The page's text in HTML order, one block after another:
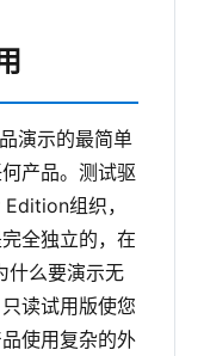
演示的最简单
产品。测试驱
组织，
全独立的，在
什么要演示无
读试用版使您
使用复杂的外